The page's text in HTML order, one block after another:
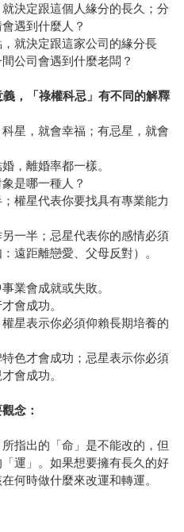
決定跟這個人緣分的長久；分
遇到什麼人？
就決定跟這家公司的緣分長
公司會遇到什麼老闆？
，「祿權科忌」有不同的解釋
星，就會幸福；有忌星，就會
，離婚率都一樣。
是哪一種人？
權星代表你要找具有專業能力
一半；忌星代表你的感情必須
遠距離戀愛、父母反對）。
業會成就或失敗。
會成功。
星表示你必須仰賴長期培養的
色才會成功；忌星表示你必須
會成功。
念：
指出的「命」是不能改的，但
運」。如果想要擁有長久的好
何時做什麼來改運和轉運。